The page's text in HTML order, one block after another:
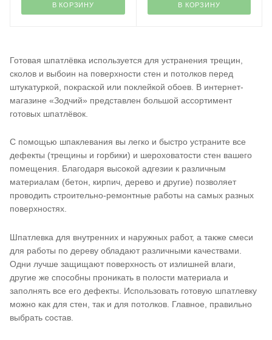
В КОРЗИНУ В КОРЗИНУ
Готовая шпатлёвка используется для устранения трещин,
сколов и выбоин на поверхности стен и потолков перед
штукатуркой, покраской или поклейкой обоев. В интернет-
магазине «Зодчий» представлен большой ассортимент
готовых шпатлёвок.
С помощью шпаклевания вы легко и быстро устраните все
дефекты (трещины и горбики) и шероховатости стен вашего
помещения. Благодаря высокой адгезии к различным
материалам (бетон, кирпич, дерево и другие) позволяет
проводить строительно-ремонтные работы на самых разных
поверхностях.
Шпатлевка для внутренних и наружных работ, а также смеси
для работы по дереву обладают различными качествами.
Одни лучше защищают поверхность от излишней влаги,
другие же способны проникать в полости материала и
заполнять все его дефекты. Использовать готовую шпатлевку
можно как для стен, так и для потолков. Главное, правильно
выбрать состав.